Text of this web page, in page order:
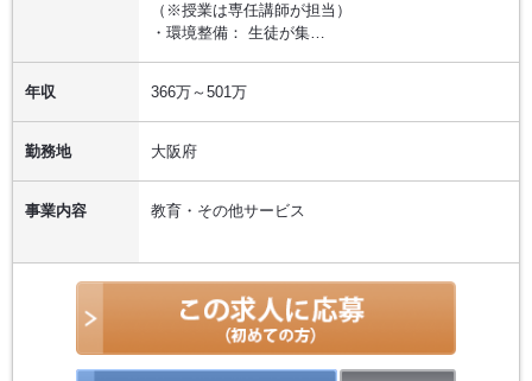
（※授業は専任講師が担当）
・環境整備： 生徒が集…
年収 366万～501万
勤務地 大阪府
事業内容 教育・その他サービス